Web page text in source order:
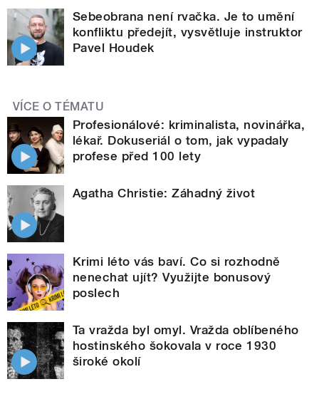
Sebeobrana není rvačka. Je to umění
konfliktu předejít, vysvětluje instruktor
Pavel Houdek
VÍCE O TÉMATU
Profesionálové: kriminalista, novinářka,
lékař. Dokuseriál o tom, jak vypadaly
profese před 100 lety
Agatha Christie: Záhadný život
Krimi léto vás baví. Co si rozhodně
nenechat ujít? Využijte bonusový
poslech
Ta vražda byl omyl. Vražda oblíbeného
hostinského šokovala v roce 1930
široké okolí